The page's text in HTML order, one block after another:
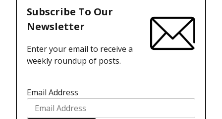
Subscribe To Our
Newsletter
Enter your email to receive a
weekly roundup of posts.
Email Address